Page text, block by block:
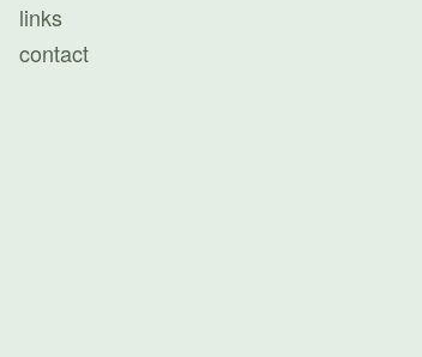
links
contact